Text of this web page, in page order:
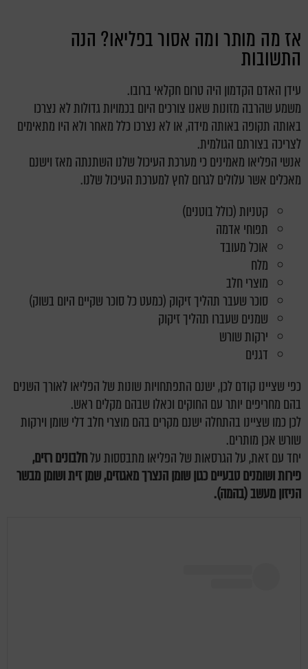
אז מה מותר ומה אסור בפליאו? הנה
התשובות
עידן האדם הקדמון היה טרום חקלאי ברובו.
משמע שהרבה מזונות שאנו צורכים היום בכמויות גדולות לא נצרכו
באותה תקופה באותה מידה, או לא נצרכו כלל מאחר ולא היו מתאימים
לצריכה בצורתם הגולמית.
אנשי הפליאו מאמינים כי מערכת העיכול שלנו השתנתה מאז וישנם
מאכלים אשר עלולים לגרום לחץ למערכת העיכול שלנו.
קטניות (כולל בוטנים)
תפוחי אדמה
אוכל מעובד
מלח
מוצרי חלב
סוכר שעבר תהליך זיקוק (כמעט כל סוכר שקיים היום בשוק)
שמנים שעברו תהליך זיקוק
ירקות שורש
דגנים
כפי שציינו קודם לכן, ישנם התפתחויות שונות של הפליאו לאורך השנים
בהם מחריפים יותר עם החוקים וכאלו שבהם מקלים ראש.
לכן כמו שציינו בהתחלה ישנם מקרים בהם מוצרי חלב דלי שומן וירקות
שורש אכן מותרים.
יחד עם זאת, על הגרסאות של הפליאו מתבססות עלחלבונים רזים,
פירות ושומנים טבעיים כגון שומן הנצרך מאגוזים, שמן זית ושומן מבשר
הניזון מעשב (בהמה).